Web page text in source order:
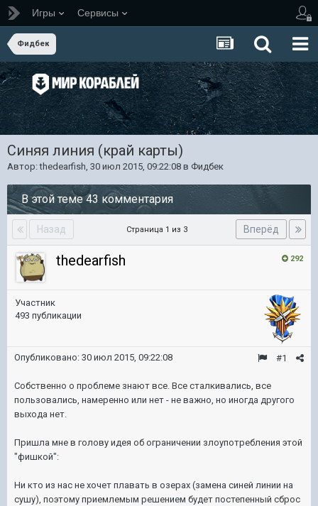
Игры Сервисы
Фидбек
Синяя линия (край карты)
Автор:thedearfish, 30 июл 2015, 09:22:08 в Фидбек
В этой теме 43 комментария
Назад Вперёд
Страница 1 из 3
292
thedearfish
Участник
493 публикации
#1
Опубликовано: 30 июл 2015, 09:22:08
Собственно о проблеме знают все. Все сталкивались, все
пользовались, намеренно или нет - не важно, но иногда другого
выхода нет.
Пришла мне в голову идея об ограничении злоупотребления этой
"фишкой":
Ни кто из нас не хочет плавать в озерах (замена синей линии на
сушу), поэтому приемлемым решением будет постепенный сброс